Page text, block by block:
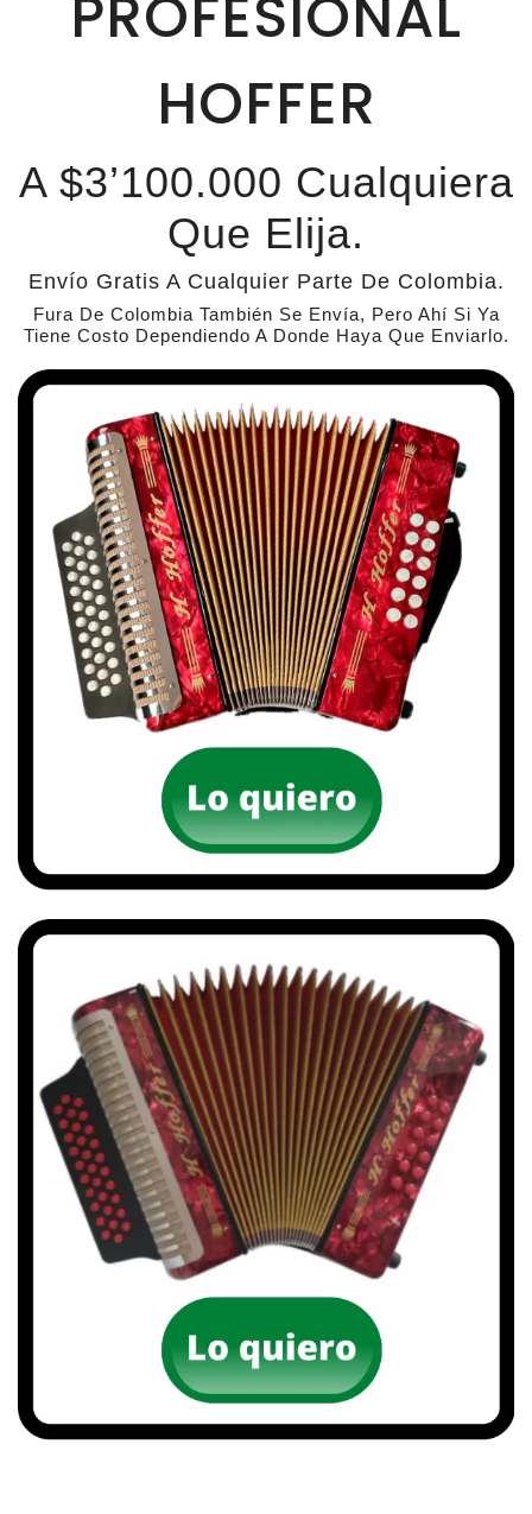
PROFESIONAL
HOFFER
A $3’100.000 Cualquiera
Que Elija.
Envío Gratis A Cualquier Parte De Colombia.
Fura De Colombia También Se Envía, Pero Ahí Si Ya
Tiene Costo Dependiendo A Donde Haya Que Enviarlo.